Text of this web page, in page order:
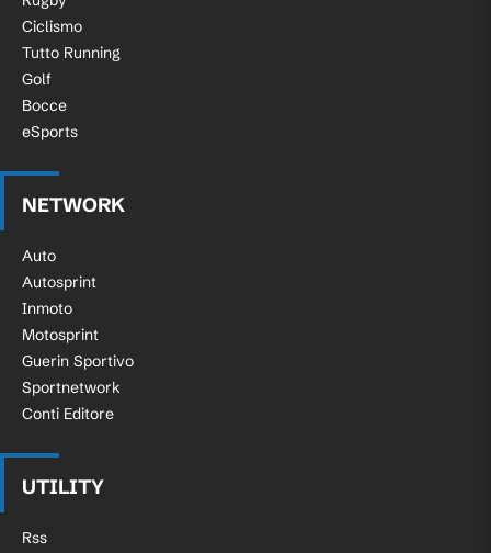
Ciclismo
Tutto Running
Golf
Bocce
eSports
NETWORK
Auto
Autosprint
Inmoto
Motosprint
Guerin Sportivo
Sportnetwork
Conti Editore
UTILITY
Rss